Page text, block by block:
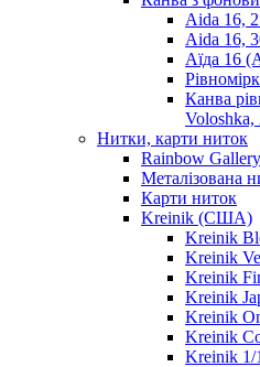
Aida 16,
Aida 16,
Аїда 16
Канва
Voloshka,
Нитки, карти ниток
Rainbow
Металізована
Карти ниток
Kreinik (США)
Kreinik
Kreinik
Kreinik
Kreinik
Kreinik
Kreinik
Kreinik 1/